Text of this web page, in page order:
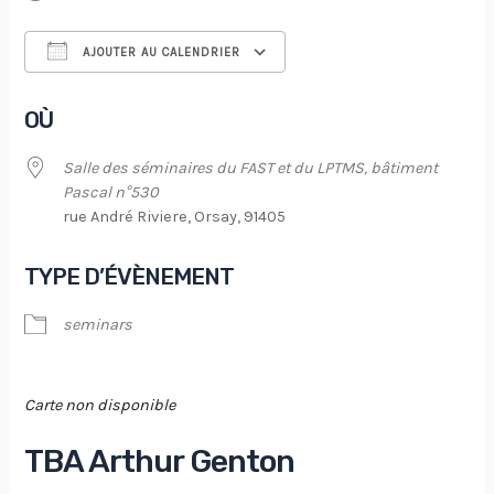
AJOUTER AU CALENDRIER
OÙ
Salle des séminaires du FAST et du LPTMS, bâtiment
Pascal n°530
rue André Riviere, Orsay, 91405
TYPE D’ÉVÈNEMENT
seminars
Carte non disponible
TBA Arthur Genton